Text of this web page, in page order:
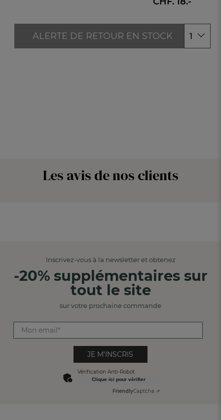
ALERTE DE RETOUR EN STOCK 1
Les avis de nos clients
Inscrivez-vous à la newsletter et obtenez
-20% supplémentaires sur
tout le site
sur votre prochaine commande
JE M'INSCRIS
Vérification Anti-Robot
Clique ici pour vérifier
FriendlyCaptcha ⇗